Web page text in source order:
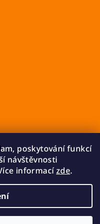
poskytování funkcí
návštěvnosti
informacízde.
cookies